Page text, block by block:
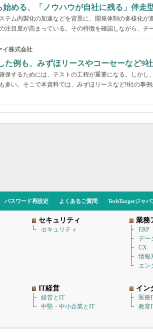
始める、「ノウハウが自社に残る」伴走
テム内製化の加速などを背景に、開発体制の多様化が
注目度が高まっている。その特徴を確認しながら、チ
イ株式会社
た例も、みずほリースやコーセーなど9
保するためには、テストの工程が重要になる。しかし
多い。そこで本資料では、みずほリースなど9社の事
パスワード再設定 よくあるご質問 TechTargetジャパ
セキュリティ
セキュリティ
業務
ERP
デー
CX
情報
エン
IT経営
経営とIT
中堅・中小企業とIT
イン
医療
教育